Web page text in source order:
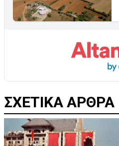
ΣΧΕΤΙΚΑ ΑΡΘΡΑ